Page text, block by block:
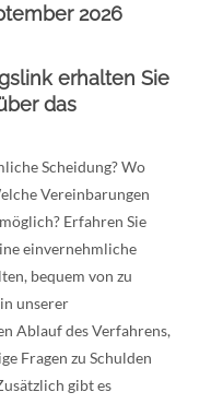
2026
erhalten Sie
das
Scheidung? Wo
Vereinbarungen
Erfahren Sie
einvernehmliche
bequem von zu
unserer
Ablauf des Verfahrens,
Fragen zu Schulden
gibt es